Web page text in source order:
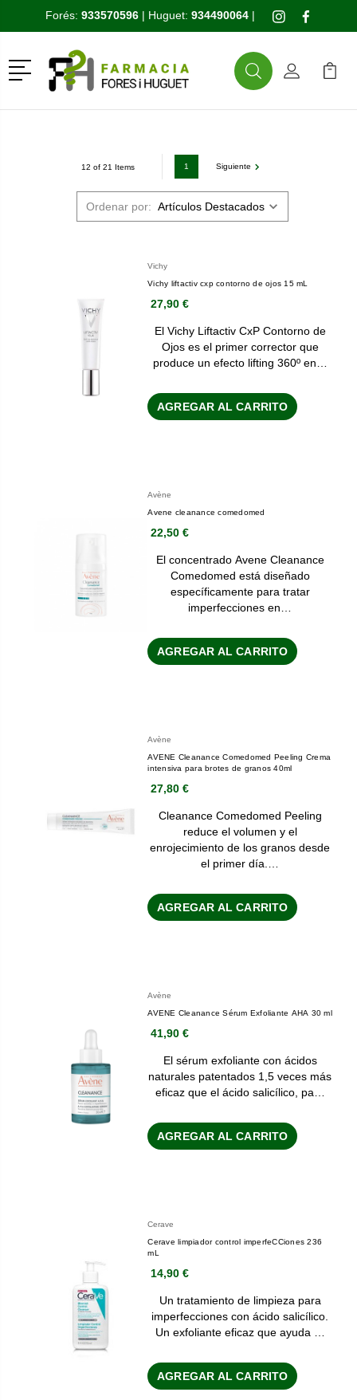
Forés: 933570596| Huguet: 934490064|
Menú
BuscarMi Cuenta
Mi
12 of 21 Items 1 Siguiente
Ordenar por:
Vichy
Vichy liftactiv cxp contorno de ojos 15 mL
27,90 €
El Vichy Liftactiv CxP Contorno de
Ojos es el primer corrector que
produce un efecto lifting 360º en…
AGREGAR AL CARRITO
Avène
Avene cleanance comedomed
22,50 €
El concentrado Avene Cleanance
Comedomed está diseñado
específicamente para tratar
imperfecciones en…
AGREGAR AL CARRITO
Avène
AVENE Cleanance Comedomed Peeling Crema
intensiva para brotes de granos 40ml
27,80 €
Cleanance Comedomed Peeling
reduce el volumen y el
enrojecimiento de los granos desde
el primer día.…
AGREGAR AL CARRITO
Avène
AVENE Cleanance Sérum Exfoliante AHA 30 ml
41,90 €
El sérum exfoliante con ácidos
naturales patentados 1,5 veces más
eficaz que el ácido salicílico, pa…
AGREGAR AL CARRITO
Cerave
Cerave limpiador control imperfeCCiones 236
mL
14,90 €
Un tratamiento de limpieza para
imperfecciones con ácido salicílico.
Un exfoliante eficaz que ayuda …
AGREGAR AL CARRITO